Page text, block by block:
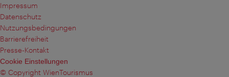
Impressum
Datenschutz
Nutzungsbedingungen
Barrierefreiheit
Presse-Kontakt
Cookie Einstellungen
© Copyright WienTourismus